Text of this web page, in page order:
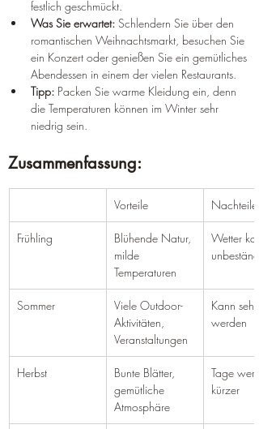
festlich geschmückt.
Was Sie erwartet: Schlendern Sie über den
romantischen Weihnachtsmarkt, besuchen Sie
ein Konzert oder genießen Sie ein gemütliches
Abendessen in einem der vielen Restaurants.
Tipp: Packen Sie warme Kleidung ein, denn
die Temperaturen können im Winter sehr
niedrig sein.
Zusammenfassung:
Vorteile Nachteile
Frühling
Blühende Natur,
milde
Temperaturen
Wetter
Sommer
Viele Outdoor-
Aktivitäten,
Veranstaltungen
Kann sehr
werden
Herbst
Bunte Blätter,
gemütliche
Atmosphäre
Tage
kürzer